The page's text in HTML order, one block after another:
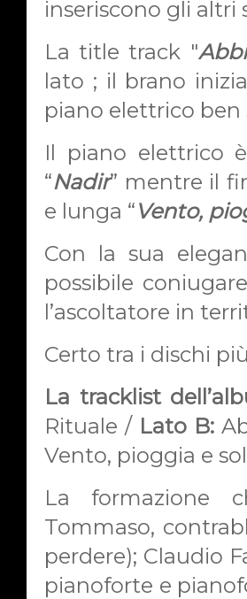
inseriscono gli
La title track "
lato ; il brano
piano elettrico
Il piano elettrico
“Nadir” mentre il
e lunga “Vento,
Con la sua
possibile
l’ascoltatore in
Certo tra i dischi
La tracklist
Rituale / Lato B:
Vento, pioggia e
La formazione
Tommaso,
perdere); Claudio
pianoforte e